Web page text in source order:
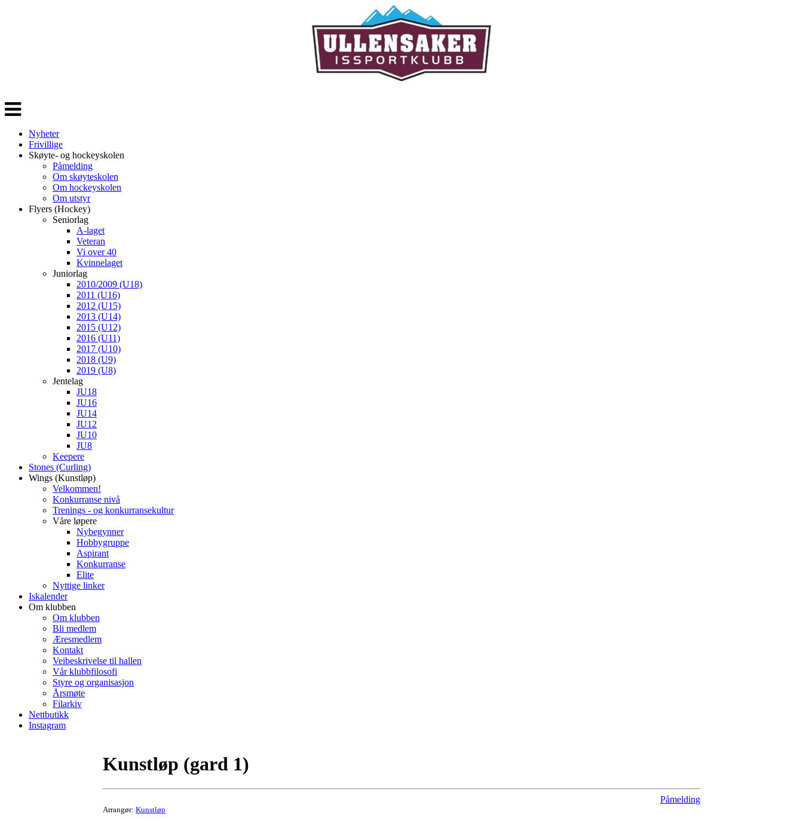
Veksle
navigasjon
Nyheter
Frivillige
Skøyte- og hockeyskolen
Påmelding
Om skøyteskolen
Om hockeyskolen
Om utstyr
Flyers (Hockey)
Seniorlag
A-laget
Veteran
Vi over 40
Kvinnelaget
Juniorlag
2010/2009 (U18)
2011 (U16)
2012 (U15)
2013 (U14)
2015 (U12)
2016 (U11)
2017 (U10)
2018 (U9)
2019 (U8)
Jentelag
JU18
JU16
JU14
JU12
JU10
JU8
Keepere
Stones (Curling)
Wings (Kunstløp)
Velkommen!
Konkurranse nivå
Trenings - og konkurransekultur
Våre løpere
Nybegynner
Hobbygruppe
Aspirant
Konkurranse
Elite
Nyttige linker
Iskalender
Om klubben
Om klubben
Bli medlem
Æresmedlem
Kontakt
Veibeskrivelse til hallen
Vår klubbfilosofi
Styre og organisasjon
Årsmøte
Filarkiv
Nettbutikk
Instagram
Kunstløp (gard 1)
Arrangør: Kunstløp
Påmelding